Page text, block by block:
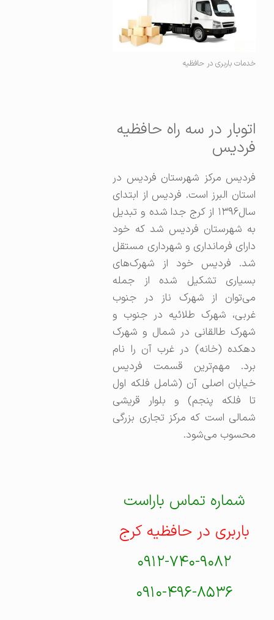
خدمات باربری در حافظیه
اتوبار در سه راه حافظیه
فردیس
فردیس مرکز شهرستان فردیس در
استان البرز‌ است. فردیس از ابتدای
سال۱۳۹۶ از کرج جدا شده و تبدیل
به شهرستان فردیس شد که خود
دارای فرمانداری و شهرداری مستقل
شد. فردیس خود از شهرک‌های
بسیاری تشکیل شده از جمله
می‌توان از شهرک ناز در جنوب
غربی، شهرک طلائیه در جنوب و
شهرک طالقانی در شمال و شهرک
دهکده (خانه) در غرب آن را نام
برد. مهم‌ترین قسمت فردیس
خیابان اصلی آن (شامل فلکه اول
تا فلکه پنجم) و بلوار قریشی
شمالی است که مرکز تجاری بزرگی
محسوب می‌شود.
شماره تماس باراست
باربری در حافظیه کرج
۰۹۱۲-۷۴۰-۹۰۸۲
۰۹۱۰-۴۹۶-۸۵۳۶